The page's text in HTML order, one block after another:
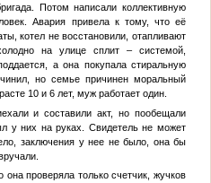
Потом написали коллективную
Авария привела к тому, что её
котел не восстановили, отапливают
на улице сплит – системой,
а она покупала стиральную
но семье причинен моральный
10 и 6 лет, муж работает один.
и составили акт, но пообещали
у них на руках. Свидетель не может
заключения у нее не было, она бы
проверяла только счетчик, жучков